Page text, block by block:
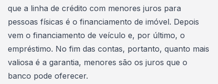
que a linha de crédito com menores juros para
pessoas físicas é o financiamento de imóvel. Depois
vem o financiamento de veículo e, por último, o
empréstimo. No fim das contas, portanto, quanto mais
valiosa é a garantia, menores são os juros que o
banco pode oferecer.